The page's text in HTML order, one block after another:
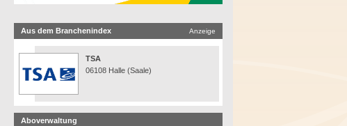
Aus dem Branchenindex Anzeige
TSA
06108 Halle (Saale)
Aboverwaltung